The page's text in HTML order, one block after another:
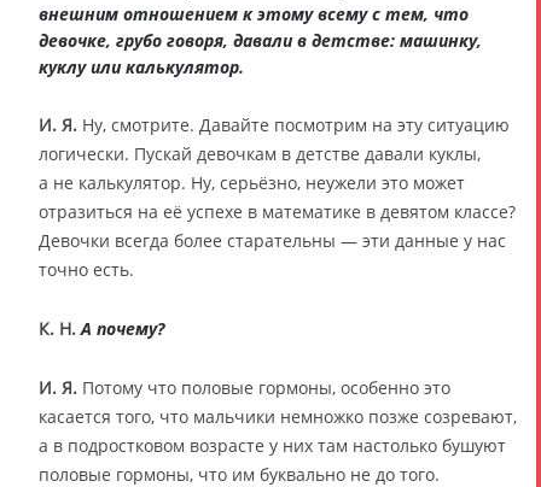
внешним отношением к этому всему с тем, что
девочке, грубо говоря, давали в детстве: машинку,
куклу или калькулятор.
И. Я. Ну, смотрите. Давайте посмотрим на эту ситуацию
логически. Пускай девочкам в детстве давали куклы,
а не калькулятор. Ну, серьёзно, неужели это может
отразиться на её успехе в математике в девятом классе?
Девочки всегда более старательны — эти данные у нас
точно есть.
К. Н. А почему?
И. Я. Потому что половые гормоны, особенно это
касается того, что мальчики немножко позже созревают,
а в подростковом возрасте у них там настолько бушуют
половые гормоны, что им буквально не до того.